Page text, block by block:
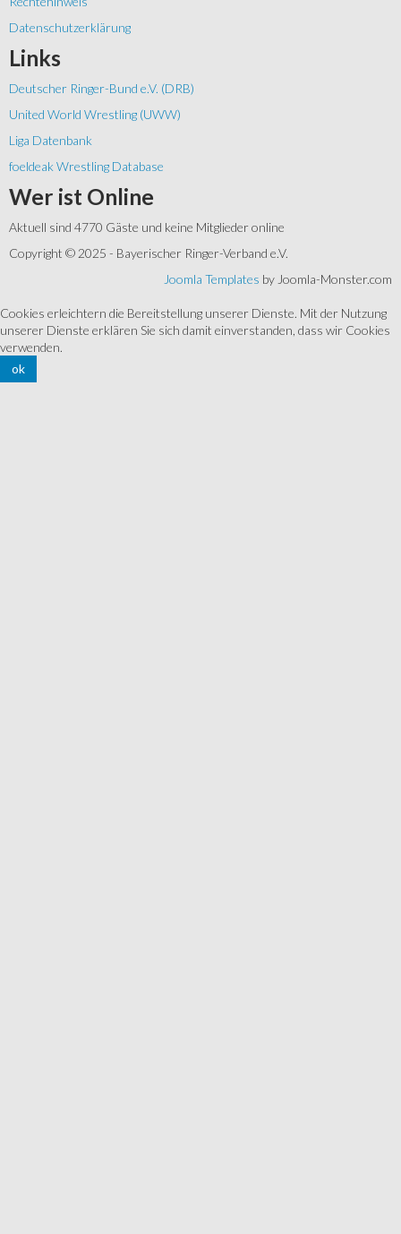
Datenschutzerklärung
Links
Deutscher Ringer-Bund e.V. (DRB)
United World Wrestling (UWW)
Liga Datenbank
foeldeak Wrestling Database
Wer ist Online
Aktuell sind 4770 Gäste und keine Mitglieder online
Copyright © 2025 - Bayerischer Ringer-Verband e.V.
Joomla Templates by Joomla-Monster.com
Cookies erleichtern die Bereitstellung unserer Dienste. Mit der Nutzung
unserer Dienste erklären Sie sich damit einverstanden, dass wir Cookies
verwenden.
ok